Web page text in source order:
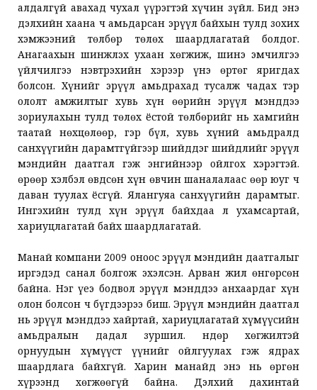
алдалгүй авахад чухал үүрэгтэй хүчин зүйл. Бид энэ
дэлхийн хаана ч амьдарсан эрүүл байхын тулд зохих
хэмжээний төлбөр төлөх шаардлагатай болдог.
Анагаахын шинжлэх ухаан хөгжиж, шинэ эмчилгээ
үйлчилгээ нэвтрэхийн хэрээр үнэ өртөг яригдах
болсон. Хүнийг эрүүл амьдрахад тусалж чадах тэр
ололт амжилтыг хувь хүн өөрийн эрүүл мэнддээ
зориулахын тулд төлөх ёстой төлбөрийг нь хамгийн
таатай нөхцөлөөр, гэр бүл, хувь хүний амьдралд
санхүүгийн дарамтгүйгээр шийддэг шийдлийг эрүүл
мэндийн даатгал гэж энгийнээр ойлгох хэрэгтэй.
Өөрөөр хэлбэл өвдсөн хүн өвчин шаналалаас өөр юуг ч
даван туулах ёсгүй. Ялангуяа санхүүгийн дарамтыг.
Ингэхийн тулд хүн эрүүл байхдаа л ухамсартай,
хариуцлагатай байх шаардлагатай.
Манай компани 2009 оноос эрүүл мэндийн даатгалыг
иргэдэд санал болгож эхэлсэн. Арван жил өнгөрсөн
байна. Нэг үеэ бодвол эрүүл мэнддээ анхаардаг хүн
олон болсон ч бүгдээрээ биш. Эрүүл мэндийн даатгал
нь эрүүл мэнддээ хайртай, хариуцлагатай хүмүүсийн
амьдралын дадал зуршил. Өндөр хөгжилтэй
орнуудын хүмүүст үүнийг ойлгуулах гэж ядрах
шаардлага байхгүй. Харин манайд энэ нь өргөн
хүрээнд хөгжөөгүй байна. Дэлхий дахинтай